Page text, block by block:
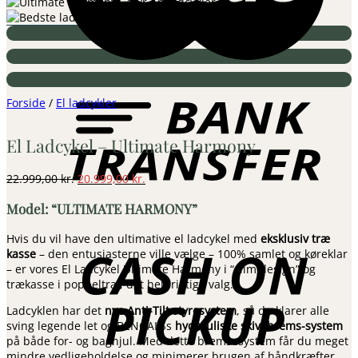
Forside / El ladcykler
El Ladcykel – Ultimate Harmony
22.999,00kr.Den
pris
22.999,00 kr..
20.999,00kr.Den
pris
20.999,00 kr..
Model: “ULTIMATE HARMONY”
Hvis du vil have den ultimative el ladcykel med eksklusiv træ
kasse – den entusiasterne ville vælge – 100% samlet og køreklar
– er vores El Ladcykel Ultimate Harmony i “slim design” og
trækasse i poppeltræ, det helt rigtige valg.
Ladcyklen har det nye Anti-Tilt styresystem, så du klarer alle
sving legende let og BENGALSs hydrauliske skivebrems-system
på både for- og baghjul. Med dette bremsesystem får du meget